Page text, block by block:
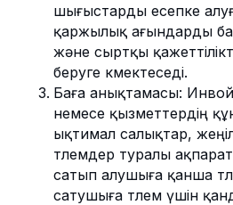
шығыстарды есепке
қаржылық ағындарды
және сыртқы
беруге көмектеседі.
Баға анықтамасы:
немесе қызметтердің
ықтимал салықтар,
төлемдер туралы
сатып алушыға қанша
сатушыға төлем үшін